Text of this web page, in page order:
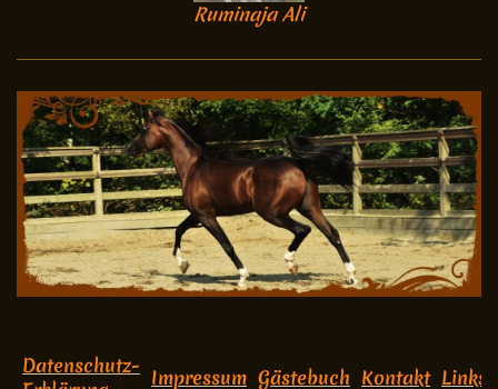
Ruminaja Ali
Datenschutz- Impressum Gästebuch Kontakt Links